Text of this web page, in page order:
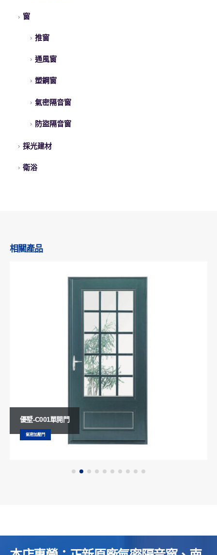
窗
推窗
通風窗
塑鋼窗
氣密隔音窗
防盜隔音窗
採光建材
衛浴
相關產品
優墅-C001單開門
氣密加壓門